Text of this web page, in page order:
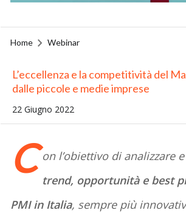
Home Webinar
L’eccellenza e la competitività del
dalle piccole e medie imprese
22 Giugno 2022
C on l’obiettivo di analizzare
trend, opportunità e best
PMI in Italia, sempre più